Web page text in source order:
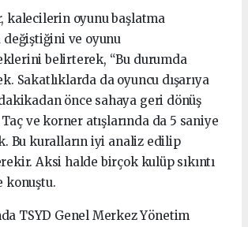
kalecilerin oyunu başlatma
değiştiğini ve oyunu
belirterek, “Bu durumda
Sakatlıklarda da oyuncu dışarıya
önce sahaya geri dönüş
ve korner atışlarında da 5 saniye
Bu kuralların iyi analiz edilip
Aksi halde birçok kulüp sıkıntı
konuştu.
TSYD Genel Merkez Yönetim